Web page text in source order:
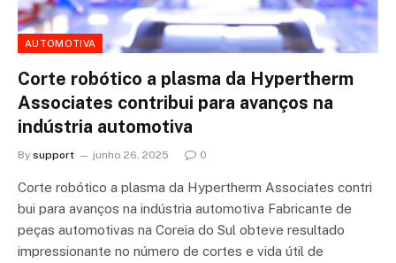
AUTOMOTIVA
Corte robótico a plasma da Hypertherm
Associates contribui para avanços na
indústria automotiva
By support junho 26, 2025 0
Corte robótico a plasma da Hypertherm Associates contri
bui para avanços na indústria automotiva Fabricante de
peças automotivas na Coreia do Sul obteve resultado
impressionante no número de cortes e vida útil de